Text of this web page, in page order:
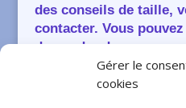
Gérer le
cookies
des conseils de taille,
contacter. Vous
demander de mesurer
vous. Aucun souci!